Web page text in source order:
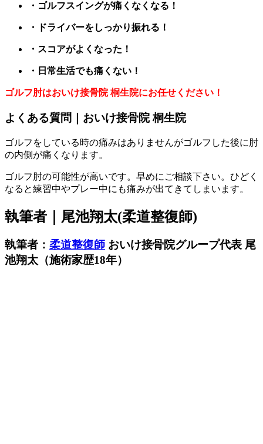
・ゴルフスイングが痛くなくなる！
・ドライバーをしっかり振れる！
・スコアがよくなった！
・日常生活でも痛くない！
ゴルフ肘はおいけ接骨院 桐生院にお任せください！
よくある質問｜おいけ接骨院 桐生院
ゴルフをしている時の痛みはありませんがゴルフした後に肘
の内側が痛くなります。
ゴルフ肘の可能性が高いです。早めにご相談下さい。ひどく
なると練習中やプレー中にも痛みが出てきてしまいます。
執筆者｜尾池翔太(柔道整復師)
執筆者： 柔道整復師 おいけ接骨院グループ代表 尾
池翔太（施術家歴18年）